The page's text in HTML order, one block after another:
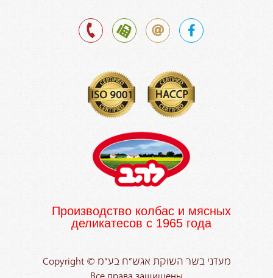
Производство колбас и мясных
деликатесов с 1965 года
Copyright © מעדני בשר השוקת אגש”ח בע”מ
Все права защищены